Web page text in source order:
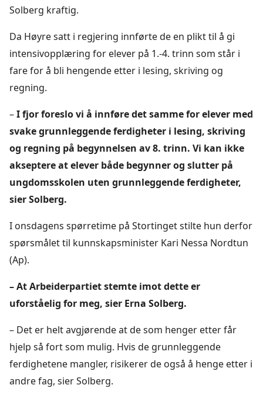
Solberg kraftig.
Da Høyre satt i regjering innførte de en plikt til å gi
intensivopplæring for elever på 1.-4. trinn som står i
fare for å bli hengende etter i lesing, skriving og
regning.
–I fjor foreslo vi å innføre det samme for elever med
svake grunnleggende ferdigheter i lesing, skriving
og regning på begynnelsen av 8. trinn. Vi kan ikke
akseptere at elever både begynner og slutter på
ungdomsskolen uten grunnleggende ferdigheter,
sier Solberg.
I onsdagens spørretime på Stortinget stilte hun derfor
spørsmålet til kunnskapsminister Kari Nessa Nordtun
(Ap).
– At Arbeiderpartiet stemte imot dette er
uforståelig for meg, sier Erna Solberg.
– Det er helt avgjørende at de som henger etter får
hjelp så fort som mulig. Hvis de grunnleggende
ferdighetene mangler, risikerer de også å henge etter i
andre fag, sier Solberg.